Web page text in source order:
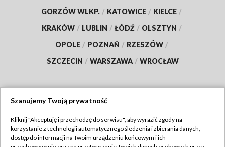
GORZÓW WLKP. / KATOWICE / KIELCE /
KRAKÓW / LUBLIN / ŁÓDŹ / OLSZTYN /
OPOLE / POZNAŃ / RZESZÓW /
SZCZECIN / WARSZAWA / WROCŁAW
TVP
Szanujemy Twoją prywatność
Kliknij "Akceptuję i przechodzę do serwisu", aby wyrazić zgody na
korzystanie z technologii automatycznego śledzenia i zbierania danych,
dostęp do informacji na Twoim urządzeniu końcowym i ich